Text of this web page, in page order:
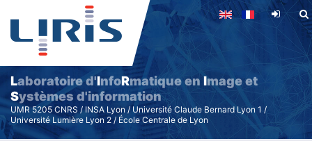
Aller
contenu
principal
Laboratoire d'InfoRmatique en Image et
Systèmes d'information
UMR 5205 CNRS / INSA Lyon / Université Claude Bernard Lyon 1 /
Université Lumière Lyon 2 / École Centrale de Lyon